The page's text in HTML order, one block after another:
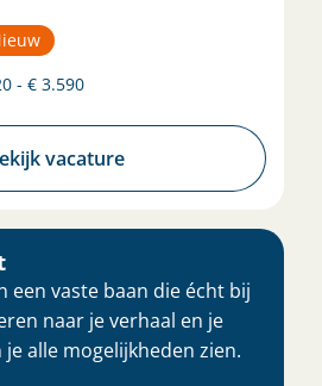
- € 3.590
vacature
een vaste baan die écht bij
naar je verhaal en je
alle mogelijkheden zien.